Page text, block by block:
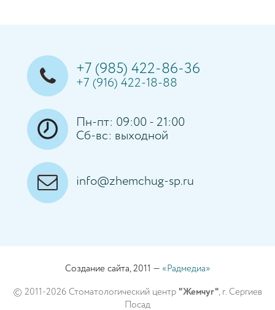
+7 (985) 422-86-36
+7 (916) 422-18-88
Пн-пт: 09:00 - 21:00
Сб-вс: выходной
info@zhemchug-sp.ru
Создание сайта, 2011 — «Радмедиа»
© 2011-2026 Стоматологический центр "Жемчуг", г. Сергиев
Посад